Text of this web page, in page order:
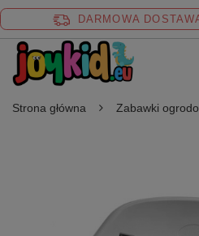
DARMOWA
Strona główna Zabawki